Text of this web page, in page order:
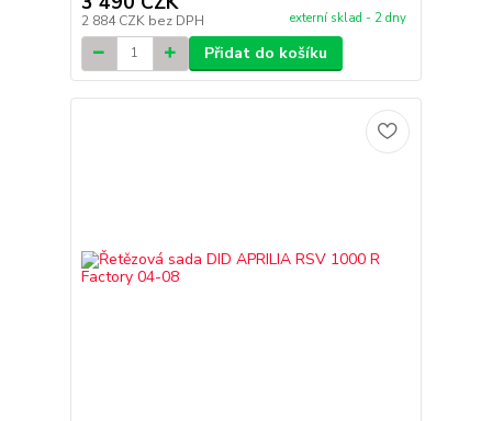
2 884 CZK bez DPH externí sklad - 2 dny
Přidat do košíku